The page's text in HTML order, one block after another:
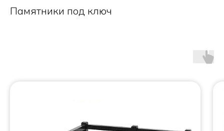
Памятники под ключ